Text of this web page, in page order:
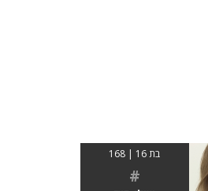
בת 16 | 168
#